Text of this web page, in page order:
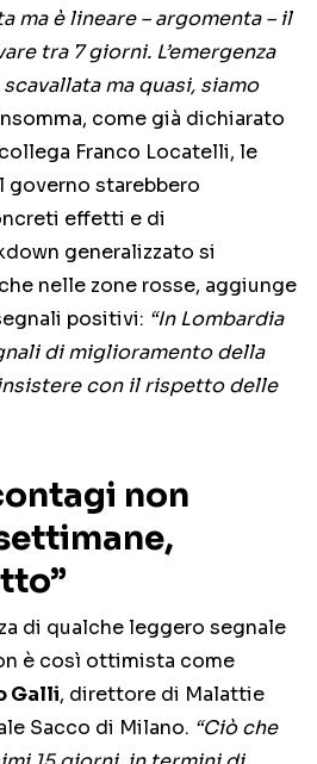
ma è lineare – argomenta – il
tra 7 giorni. L’emergenza
ma quasi, siamo
come già dichiarato
Franco Locatelli, le
starebbero
effetti e di
generalizzato si
nelle zone rosse, aggiunge
positivi: “In Lombardia
di miglioramento della
con il rispetto delle
non
di qualche leggero segnale
è così ottimista come
Galli, direttore di Malattie
Sacco di Milano. “Ciò che